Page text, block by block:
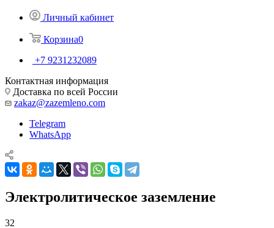
Личный кабинет
Корзина0
+7 9231232089
Контактная информация
Доставка по всей России
zakaz@zazemleno.com
Telegram
WhatsApp
Электролитическое заземление
32